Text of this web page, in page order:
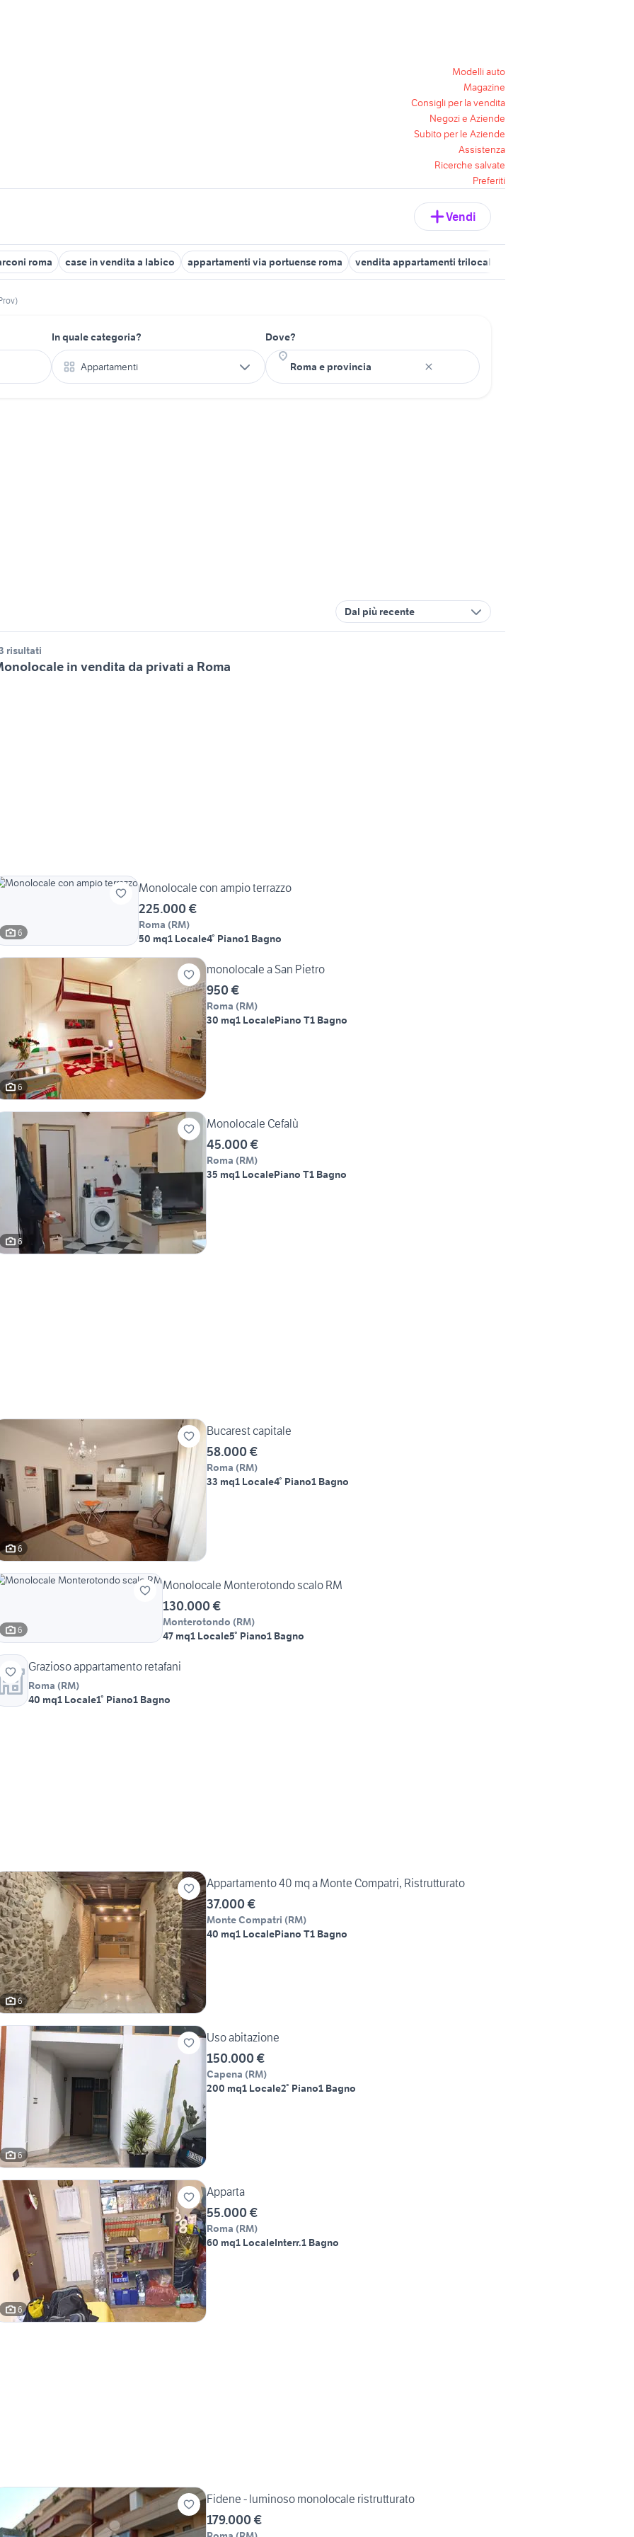
Modelli auto
Magazine
Consigli per la vendita
Negozi e Aziende
Subito per le Aziende
Assistenza
Ricerche salvate
Preferiti
Vendi
roma case in vendita a labico appartamenti via portuense roma vendita appartamenti trilocale da privati Roma provincia
In quale categoria?
Appartamenti
Dove?
Dal più recente
risultati
in vendita da privati a Roma
6
Monolocale con ampio terrazzo
225.000 €
Roma (RM)
50 mq1 Locale4° Piano1 Bagno
6
monolocale a San Pietro
950 €
Roma (RM)
30 mq1 LocalePiano T1 Bagno
6
Monolocale Cefalù
45.000 €
Roma (RM)
35 mq1 LocalePiano T1 Bagno
6
Bucarest capitale
58.000 €
Roma (RM)
33 mq1 Locale4° Piano1 Bagno
6
Monolocale Monterotondo scalo RM
130.000 €
Monterotondo (RM)
47 mq1 Locale5° Piano1 Bagno
Grazioso appartamento retafani
Roma (RM)
40 mq1 Locale1° Piano1 Bagno
6
Appartamento 40 mq a Monte Compatri, Ristrutturato
37.000 €
Monte Compatri (RM)
40 mq1 LocalePiano T1 Bagno
6
Uso abitazione
150.000 €
Capena (RM)
200 mq1 Locale2° Piano1 Bagno
6
Apparta
55.000 €
Roma (RM)
60 mq1 LocaleInterr.1 Bagno
Fidene - luminoso monolocale ristrutturato
179.000 €